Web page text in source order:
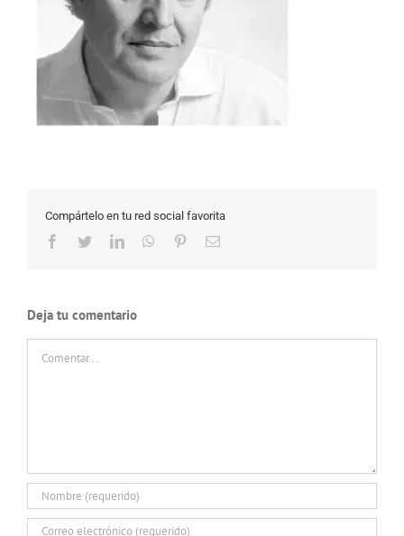
Compártelo en tu red social favorita
Facebook
TwitterLinkedInWhatsApp
PinterestCorreo
Deja tu comentario